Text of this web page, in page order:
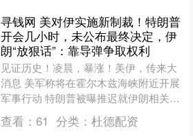
寻钱网 美对伊实施新制裁！特朗普
开会几小时，未公布最终决定，伊
朗“放狠话”：靠导弹争取权利
见证历史！凌晨，暴涨！美伊，传来大
消息 美军称将在霍尔木兹海峡附近开展
军事行动 特朗普被曝推迟就伊朗相关协
议作最终决定 美国在加勒比地区部署约
1300名海军陆战....
查看： 61 分类： 杜德配资